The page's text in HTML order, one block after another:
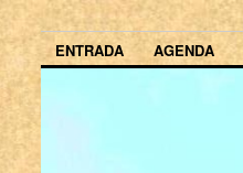
ENTRADA AGENDA